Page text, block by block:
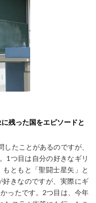
残った国をエピソードと
たことがあるのですが、
1つ目は自分の好きなギリ
ともと「聖闘士星矢」と
きなのですが、実際にギ
ったです。2つ目は、今年